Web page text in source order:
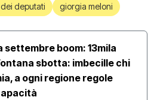
deputati giorgia meloni
settembre boom: 13mila
sbotta: imbecille chi
a ogni regione regole